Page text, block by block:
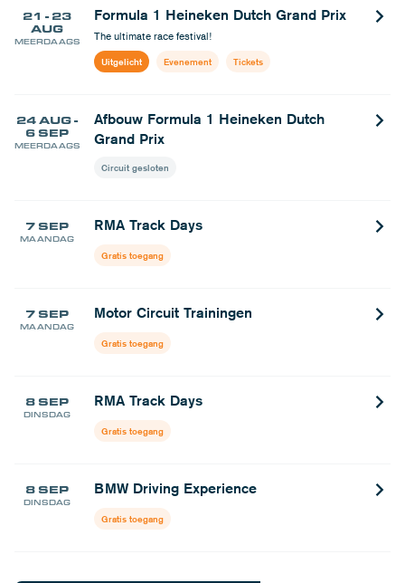
21 - 23
AUG
MEERDAAGS
Formula 1 Heineken Dutch Grand Prix
The ultimate race festival!
Uitgelicht Evenement Tickets
24 AUG -
6 SEP
MEERDAAGS
Afbouw Formula 1 Heineken Dutch
Grand Prix
Circuit gesloten
7 SEP
MAANDAG
RMA Track Days
Gratis toegang
7 SEP
MAANDAG
Motor Circuit Trainingen
Gratis toegang
8 SEP
DINSDAG
RMA Track Days
Gratis toegang
8 SEP
DINSDAG
BMW Driving Experience
Gratis toegang